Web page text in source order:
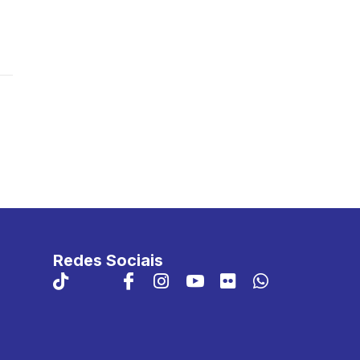
Redes Sociais